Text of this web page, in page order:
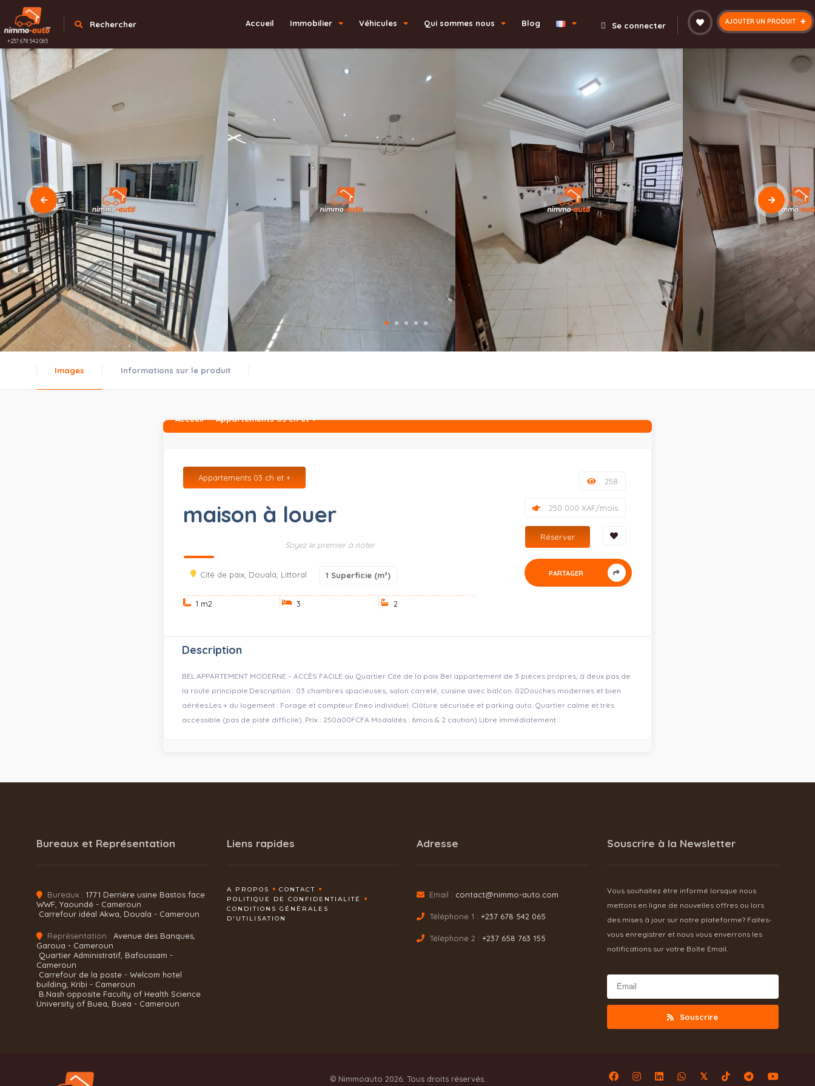
+237 678 542 065
Rechercher AJOUTER UN PRODUIT
Se connecter
Accueil Immobilier Véhicules Qui sommes nous Blog
Images Informations sur le produit
Accueil Appartements 03 ch et +
Appartements 03 ch et +
maison à louer
Soyez le premier à noter
Cité de paix, Douala, Littoral 1 Superficie (m²)
1 m2 3 2
258
250 000 XAF/mois
Réserver
PARTAGER
Description
BEL APPARTEMENT MODERNE – ACCÈS FACILE au Quartier Cité de la paix Bel appartement de 3 pièces propres, à deux pas de
la route principale. ​Description : 03 chambres spacieuses, salon carrelé, cuisine avec balcon. 02​Douches modernes et bien
aérées. ​Les + du logement : Forage et compteur Eneo individuel. Clôture sécurisée et parking auto. Quartier calme et très
accessible (pas de piste difficile). ​ Prix : 250à00FCFA Modalités : 6mois & 2 caution) Libre immédiatement
Bureaux et Représentation
Bureaux : 1771 Derrière usine Bastos face
WWF, Yaoundé - Cameroun
Carrefour idéal Akwa, Douala - Cameroun
Représentation : Avenue des Banques,
Garoua - Cameroun
Quartier Administratif, Bafoussam -
Cameroun
Carrefour de la poste - Welcom hotel
building, Kribi - Cameroun
B.Nash opposite Faculty of Health Science
University of Buea, Buea - Cameroun
Liens rapides
A PROPOS
CONTACT
POLITIQUE DE CONFIDENTIALITÉ
CONDITIONS GÉNÉRALES
D'UTILISATION
Adresse
Email : contact@nimmo-auto.com
Téléphone 1 : +237 678 542 065
Téléphone 2 : +237 658 763 155
Souscrire à la Newsletter
Vous souhaitez être informé lorsque nous
mettons en ligne de nouvelles offres ou lors
des mises à jour sur notre plateforme? Faites-
vous enregistrer et nous vous enverrons les
notifications sur votre Boîte Email.
Souscrire
© Nimmoauto 2026. Tous droits réservés. 𝕏